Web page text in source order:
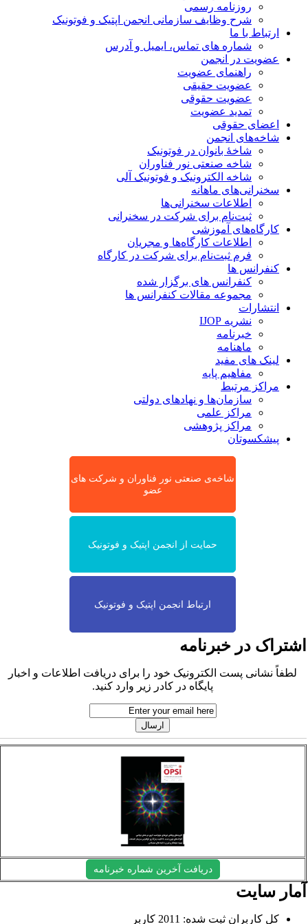
روزنامه رسمی
شرح وظایف سازمانی انجمن اپتیک و فوتونیک
ارتباط با ما
شماره های تماس، ایمیل و آدرس
عضویت در انجمن
راهنمای عضویت
عضویت حقیقی
عضویت حقوقی
تمدید عضویت
اعضای حقوقی
شاخه‌های انجمن
شاخۀ بانوان در فوتونیک
شاخه صنعتی نور فناوران
شاخه‌ الکترونیک و فوتونیک آلی
سخنرانی‌های ماهانه
اطلاعات سخنرانی‌‌ها
ثبت‌نام برای شرکت در سخنرانی
کارگاه‌های آموزشی
اطلاعات کارگاه‌ها و مجریان
فرم ثبت‌نام برای شرکت در کارگاه
کنفرانس ها
کنفرانس های برگزار شده
مجموعه مقالات کنفرانس ها
انتشارات
نشریه IJOP
خبرنامه
ماهنامه
لینک های مفید
مفاهیم پایه
مراکز مرتبط
سازمان‌ها و نهادهای دولتی
مراکز علمی
مراکز پژوهشی
پیشکسوتان
شاخه‌ی صنعتی نور فناوران و شرکت های
عضو
حمایت از انجمن اپتیک و فوتونیک
ارتباط انجمن اپتیک و فوتونیک
در خبرنامه
لطفاً نشانی پست الکترونیک خود را برای دریافت اطلاعات و اخبار
پایگاه در کادر زیر وارد کنید.
دریافت آخرین شماره خبرنامه
سایت
کل کاربران ثبت شده: 2011 کاربر